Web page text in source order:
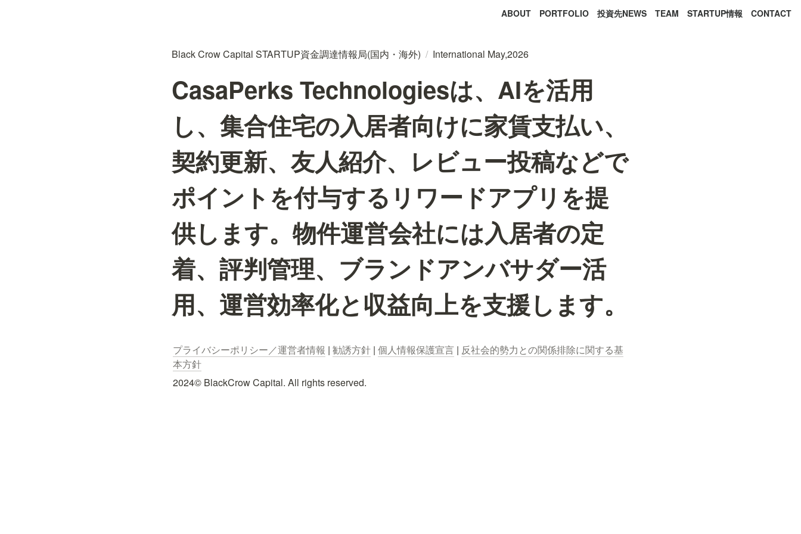
ABOUT PORTFOLIO 投資先NEWS TEAM STARTUP情報 CONTACT
Black Crow Capital STARTUP資金調達情報局(国内・海外) / International May,2026
CasaPerks Technologiesは、AIを活用
し、集合住宅の入居者向けに家賃支払い、
契約更新、友人紹介、レビュー投稿などで
ポイントを付与するリワードアプリを提
供します。物件運営会社には入居者の定
着、評判管理、ブランドアンバサダー活
用、運営効率化と収益向上を支援します。
プライバシーポリシー／運営者情報 | 勧誘方針 | 個人情報保護宣言 | 反社会的勢力との関係排除に関する基
本方針
2024© BlackCrow Capital. All rights reserved.